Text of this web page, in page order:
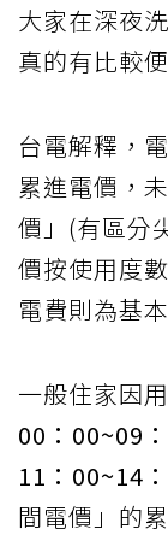
大家在深夜
真的有比較
台電解釋，
累進電價，
價」(有區分
價按使用度
電費則為基
一般住家因
00：00~09
11：00~14
間電價」的